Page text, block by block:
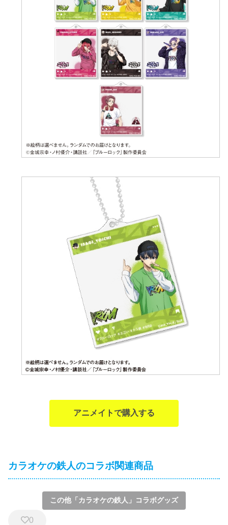
アニメイトで購入する
カラオケの鉄人のコラボ関連商品
この他「カラオケの鉄人」コラボグッズ
0